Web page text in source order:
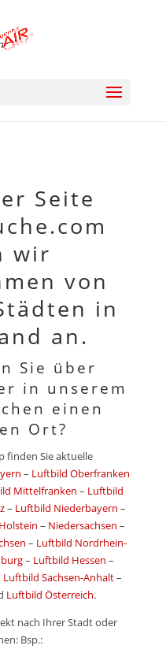
Seite
wir
von
in
an.
Sie über
in unserem
einen
Ort?
finden Sie aktuelle
– Luftbild Oberfranken
Mittelfranken– Luftbild
– Luftbild Niederbayern –
– Niedersachsen–
– Luftbild Nordrhein-
– Luftbild Hessen –
Luftbild Sachsen-Anhalt–
Luftbild Österreich.
nach Ihrer Stadt oder
Bsp.: